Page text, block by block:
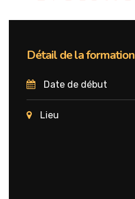
Détail de la formation
Date de début
Lieu